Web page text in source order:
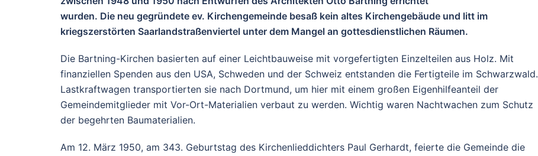
wurden. Die neu gegründete ev. Kirchengemeinde besaß kein altes Kirchengebäude und litt im
kriegszerstörten Saarlandstraßenviertel unter dem Mangel an gottesdienstlichen Räumen.
Die Bartning-Kirchen basierten auf einer Leichtbauweise mit vorgefertigten Einzelteilen aus Holz. Mit
finanziellen Spenden aus den USA, Schweden und der Schweiz entstanden die Fertigteile im Schwarzwald.
Lastkraftwagen transportierten sie nach Dortmund, um hier mit einem großen Eigenhilfeanteil der
Gemeindemitglieder mit Vor-Ort-Materialien verbaut zu werden. Wichtig waren Nachtwachen zum Schutz
der begehrten Baumaterialien.
Am 12. März 1950, am 343. Geburtstag des Kirchenlieddichters Paul Gerhardt, feierte die Gemeinde die